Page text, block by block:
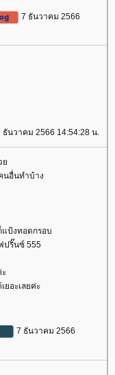
7 ธันวาคม 2566
ธันวาคม 2566 14:54:28 น.
ว
นอื่นทำบ้าง
แป้งทอดกรอบ
ปริ๊นซ์ 555
ะ
ยอะเลยค่ะ
7 ธันวาคม 2566